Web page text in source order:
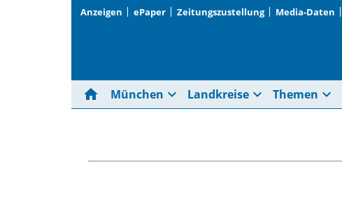
Anzeigen ePaper Zeitungszustellung Media-Daten
home München expand_more Landkreise expand_more Themen expand_more